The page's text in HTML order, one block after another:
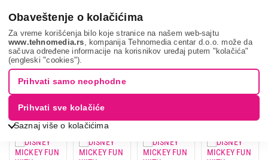
Obaveštenje o kolačićima
Za vreme korišćenja bilo koje stranice na našem web-sajtu
www.tehnomedia.rs , kompanija Tehnomedia centar d.o.o. može da
sačuva određene informacije na korisnikov uređaj putem "kolačića"
(engleski "cookies").
Saznaj više o kolačićima
Prihvati samo neophodne
Prihvati sve kolačiće
Sport i putovanje Torbe i rančevi Disney mickey f...